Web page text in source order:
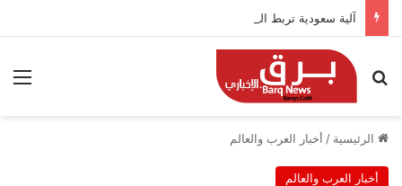
آلية سعودية تربط الحضور باجتياز الدورات
بحث عن
الرئيسية / أخبار العرب والعالم
أخبار العرب والعالم